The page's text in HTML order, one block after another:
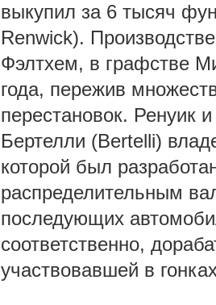
выкупил за 6 тысяч
Renwick).
Фэлтхем, в графстве
года, пережив
перестановок. Ренуик
Бертелли (Bertelli)
которой был
распределительным
последующих
соответственно,
участвовавшей в